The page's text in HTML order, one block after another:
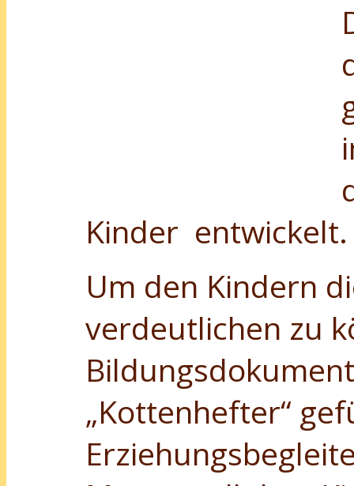
Kinder entwickelt.
Um den Kindern
verdeutlichen zu
„Kottenhefter“